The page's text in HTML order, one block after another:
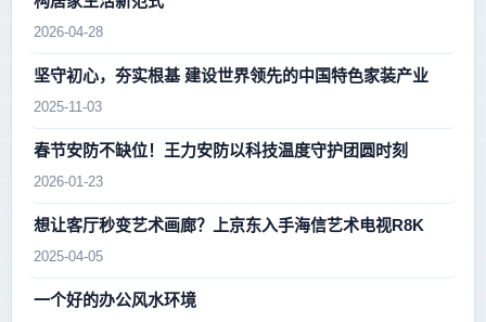
2026-04-28
坚守初心，夯实根基 建设世界领先的中国特色家装产业
2025-11-03
春节安防不缺位！王力安防以科技温度守护团圆时刻
2026-01-23
想让客厅秒变艺术画廊？上京东入手海信艺术电视R8K
2025-04-05
一个好的办公风水环境